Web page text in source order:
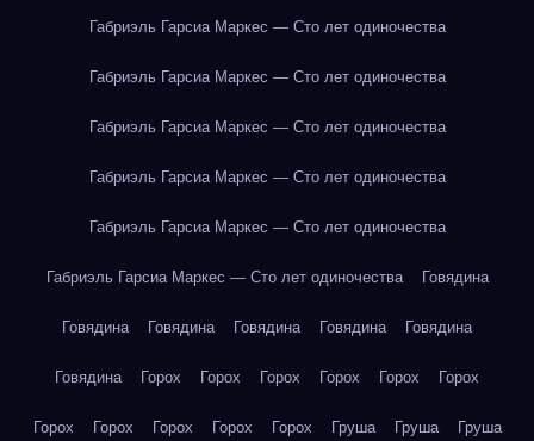
Габриэль Гарсиа Маркес — Сто лет одиночества
Габриэль Гарсиа Маркес — Сто лет одиночества
Габриэль Гарсиа Маркес — Сто лет одиночества
Габриэль Гарсиа Маркес — Сто лет одиночества
Габриэль Гарсиа Маркес — Сто лет одиночества
Габриэль Гарсиа Маркес — Сто лет одиночества Говядина
Говядина Говядина Говядина Говядина Говядина
Говядина Горох Горох Горох Горох Горох Горох
Горох Горох Горох Горох Горох Груша Груша Груша